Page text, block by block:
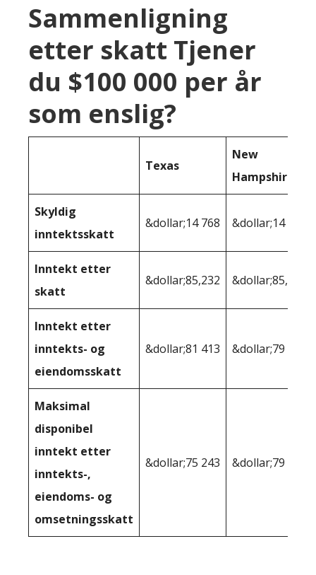
Sammenligning
etter skatt Tjener
du $100 000 per år
som enslig?
Texas
New
Hampshire
Skyldig
inntektsskatt
&dollar;14 768 &dollar;14 768
Inntekt etter
skatt
&dollar;85,232 &dollar;85,232
Inntekt etter
inntekts- og
eiendomsskatt
&dollar;81 413 &dollar;79 244
Maksimal
disponibel
inntekt etter
inntekts-,
eiendoms- og
omsetningsskatt
&dollar;75 243 &dollar;79 244